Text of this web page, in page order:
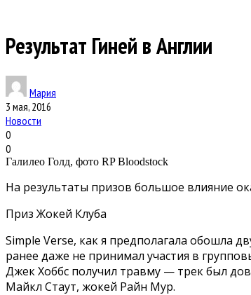
Результат Гиней в Англии
Мария
3 мая, 2016
Новости
0
0
Галилео Голд, фото RP Bloodstock
На результаты призов большое влияние
Приз Жокей Клуба
Simple Verse, как я предполагала обошла
ранее даже не принимал участия в
Джек Хоббс получил травму — трек был
Майкл Стаут, жокей Райн Мур.